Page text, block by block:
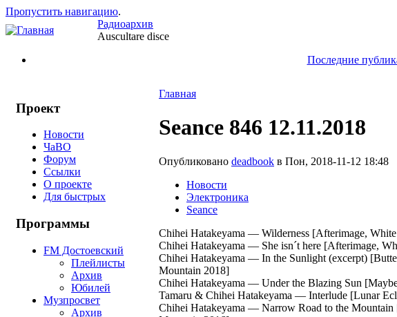
Пропустить навигацию.
Радиоархив
Auscultare disce
Последние
Проект
Новости
ЧаВО
Форум
Ссылки
О проекте
Для быстрых
Программы
FM Достоевский
Плейлисты
Архив
Юбилей
Музпросвет
Архив
Главная
Seance 846 12.11.2018
Опубликовано deadbook в Пон, 2018-11-12 18:48
Новости
Электроника
Seance
Chihei Hatakeyama — Wilderness [Afterimage,
Chihei Hatakeyama — She isn´t here [Afterimage,
Chihei Hatakeyama — In the Sunlight (excerpt)
Mountain 2018]
Chihei Hatakeyama — Under the Blazing Sun
Tamaru & Chihei Hatakeyama — Interlude [Lunar
Chihei Hatakeyama — Narrow Road to the Mountain